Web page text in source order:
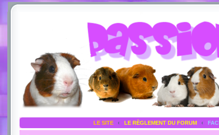
LE SITE ‹ LE RÈGLEMENT DU FORUM ‹